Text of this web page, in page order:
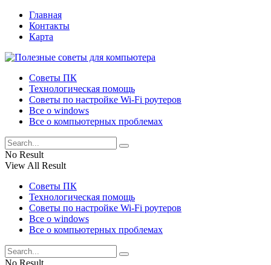
Главная
Контакты
Карта
Советы ПК
Технологическая помощь
Советы по настройке Wi-Fi роутеров
Все о windows
Все о компьютерных проблемах
No Result
View All Result
Советы ПК
Технологическая помощь
Советы по настройке Wi-Fi роутеров
Все о windows
Все о компьютерных проблемах
No Result